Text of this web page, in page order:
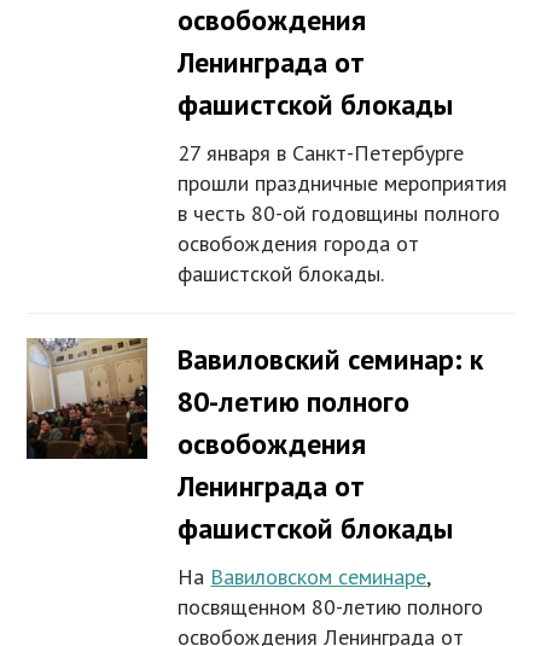
освобождения
Ленинграда от
фашистской блокады
27 января в Санкт-Петербурге
прошли праздничные мероприятия
в честь 80-ой годовщины полного
освобождения города от
фашистской блокады.
Вавиловский семинар: к
80-летию полного
освобождения
Ленинграда от
фашистской блокады
На Вавиловском семинаре,
посвященном 80-летию полного
освобождения Ленинграда от